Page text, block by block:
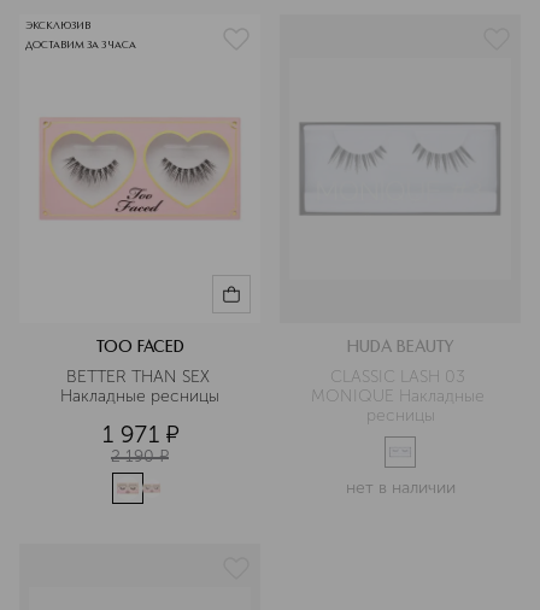
ЭКСКЛЮЗИВ
ДОСТАВИМ ЗА 3 ЧАСА
TOO FACED
BETTER THAN SEX
Накладные ресницы
1 971 ¤
2 190 ¤
HUDA BEAUTY
CLASSIC LASH 03
MONIQUE Накладные
ресницы
нет в наличии